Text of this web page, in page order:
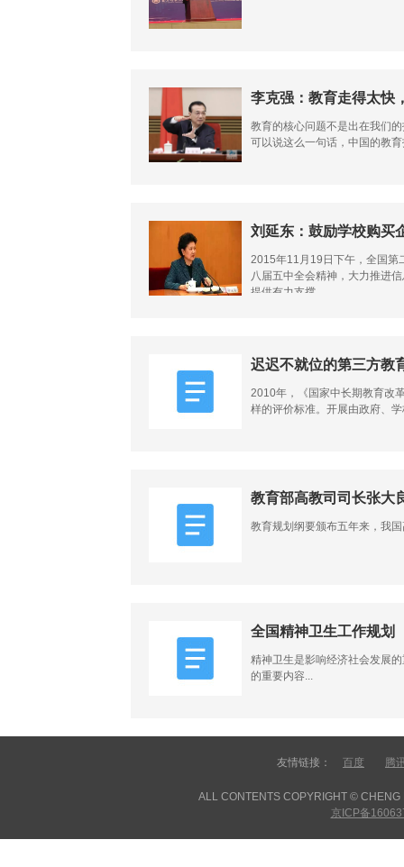
李克强：教育走得太快
教育的核心问题不是出在我们
可以说这么一句话，中国的教
刘延东：鼓励学校购买
2015年11月19日下午，全国第
八届五中全会精神，大力推进
提供有力支撑...
迟迟不就位的第三方教
2010年，《国家中长期教育改
样的评价标准。开展由政府、
教育部高教司司长张大
教育规划纲要颁布五年来，我
全国精神卫生工作规
精神卫生是影响经济社会发展
的重要内容...
友情链接： 百度 腾
ALL CONTENTS COPYRIGHT ©
京ICP备